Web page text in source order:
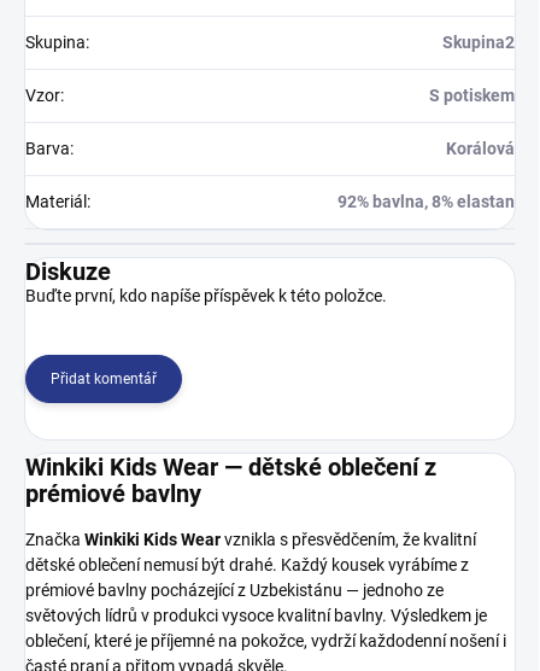
Skupina: Skupina2
Vzor: S potiskem
Barva: Korálová
Materiál : 92% bavlna, 8% elastan
Diskuze
Buďte první, kdo napíše příspěvek k této položce.
Přidat komentář
Winkiki Kids Wear — dětské oblečení z
prémiové bavlny
Značka Winkiki Kids Wearvznikla s přesvědčením, že kvalitní
dětské oblečení nemusí být drahé. Každý kousek vyrábíme z
prémiové bavlny pocházející z Uzbekistánu — jednoho ze
světových lídrů v produkci vysoce kvalitní bavlny. Výsledkem je
oblečení, které je příjemné na pokožce, vydrží každodenní nošení i
časté praní a přitom vypadá skvěle.